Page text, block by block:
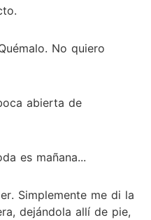
No quiero
abierta de
es mañana...
Simplemente me di la
dejándola allí de pie,